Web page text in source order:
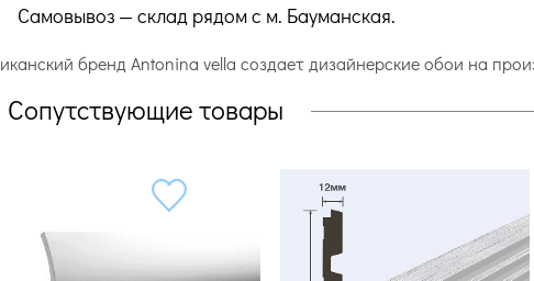
Самовывоз — склад рядом с м. Бауманская.
бренд Antonina vella создает дизайнерские обои на
Сопутствующие товары